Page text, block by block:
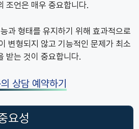
조언은 매우 중요합니다.
과 형태를 유지하기 위해 효과적으로
변형되지 않고 기능적인 문제가 최소
받는 것이 중요합니다.
상담 예약하기
요성